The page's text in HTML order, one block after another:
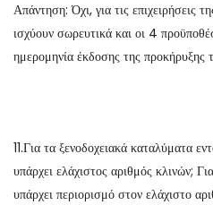
Απάντηση: Όχι, για τις επιχειρήσεις
ισχύουν σωρευτικά και οι 4
ημερομηνία έκδοσης της προκήρυξης
11.Για τα ξενοδοχειακά καταλύματα
υπάρχει ελάχιστος αριθμός κλινών;
υπάρχει περιορισμό στον ελάχιστο